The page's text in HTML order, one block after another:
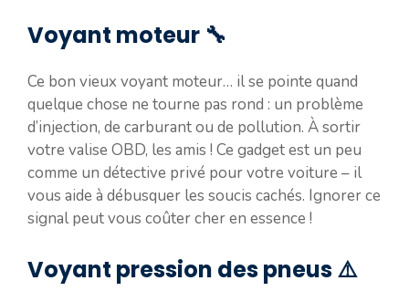
Voyant moteur 🔧
Ce bon vieux voyant moteur… il se pointe quand
quelque chose ne tourne pas rond : un problème
d’injection, de carburant ou de pollution. À sortir
votre valise OBD, les amis ! Ce gadget est un peu
comme un détective privé pour votre voiture – il
vous aide à débusquer les soucis cachés. Ignorer ce
signal peut vous coûter cher en essence !
Voyant pression des pneus ⚠️